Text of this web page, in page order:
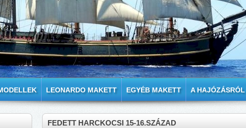
LEONARDO MAKETT EGYÉB MAKETT A HAJÓZÁSRÓL
FEDETT HARCKOCSI 15-16.SZÁZAD